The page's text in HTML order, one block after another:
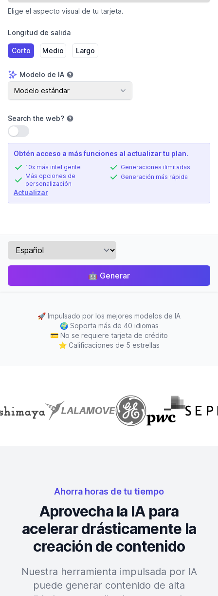
Elige el aspecto visual de tu tarjeta.
Longitud de salida
Corto Medio Largo
Modelo de IA
Modelo de IA
Modelo estándar
Search the web?
Usar configuración
Obtén acceso a más funciones al actualizar tu plan.
10x más inteligente
Más opciones de
personalización
Generaciones ilimitadas
Generación más rápida
Actualizar
🤖 Generar
🚀 Impulsado por los mejores modelos de IA
🌍 Soporta más de 40 idiomas
💳 No se requiere tarjeta de crédito
⭐ Calificaciones de 5 estrellas
Ahorra horas de tu tiempo
Aprovecha la IA para
acelerar drásticamente la
creación de contenido
Nuestra herramienta impulsada por IA
puede generar contenido de alta